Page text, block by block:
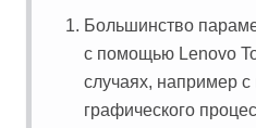
Большинство
с помощью Lenovo
случаях, например
графического